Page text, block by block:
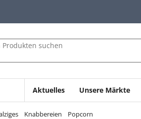
Produkten suchen
Aktuelles Unsere Märkte
Knabbereien Popcorn